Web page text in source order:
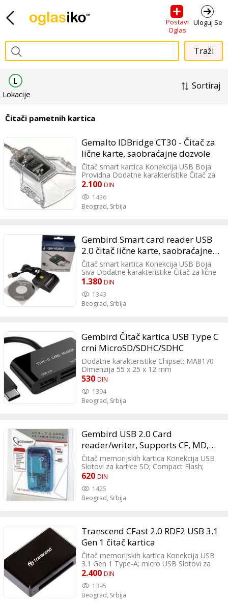
Postavi
Oglas
Uloguj Se
Sortiraj
L
Lokacije
Čitači pametnih kartica
Gemalto IDBridge CT30 - Čitač za
lične karte, saobraćajne dozvole
Čitač smart kartica Konekcija USB Boja
Providna Dodatne karakteristike Čitač za
lične karte, saobraćajne dozvole,
Dimenzija 74x63x13mm
2.100 DIN
1436
Beograd, Srbija
Gembird Smart card reader USB
2.0 čitač lične karte, saobraćajne,
platnih kartica
Čitač smart kartica Konekcija USB Boja
Siva Dodatne karakteristike Čitač za lične
karte, saobraćajne dozvole, zdravstvene
1.380 DIN
1343
Beograd, Srbija
Gembird Čitač kartica USB Type C
crni MicroSD/SDHC/SDHC
Dodatne karakteristike Chipset: MA8170
Dimenzija 55 x 25 x 12 mm
530 DIN
1394
Beograd, Srbija
Gembird USB 2.0 Card
reader/writer, Supports CF, MD,
SM, MS, SD, MMC, XD Card
Čitač memorijskih kartica Konekcija USB
Slotovi za kartice SD; Compact Flash;
MS/MS Pro; MMC; MS Duo/MS Duo Pro;
karakteristike Brzina: 480MB/s
620 DIN
1425
Beograd, Srbija
Transcend CFast 2.0 RDF2 USB 3.1
Gen 1 čitač kartica
Čitač memorijskih kartica Konekcija USB
3.1 Gen 1 Type-A; micro USB Slotovi za
kartice Compact Flash; CF II Boja Crna
2.400 DIN
1395
Beograd, Srbija